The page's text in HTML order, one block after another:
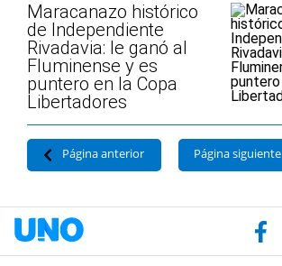
Maracanazo histórico
de Independiente
Rivadavia: le ganó al
Fluminense y es
puntero en la Copa
Libertadores
Página anterior Página siguiente